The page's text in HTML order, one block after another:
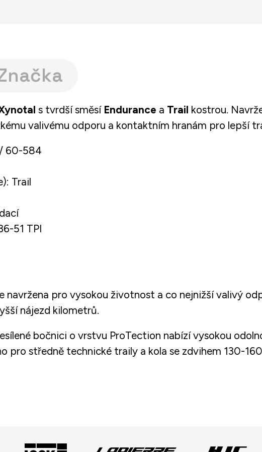
s tvrdší směsí Endurance a Trail kostrou.
valivému odporu a kontaktním hranám pro lepší
60-584
Trail
51 TPI
navržena pro vysokou životnost a co nejnižší valivý
nájezd kilometrů.
bočnici o vrstvu ProTection nabízí vysokou
pro středně technické traily a kola se zdvihem 130-